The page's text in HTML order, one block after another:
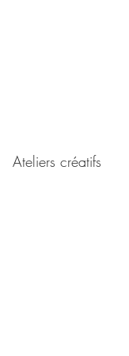
Ateliers créatifs